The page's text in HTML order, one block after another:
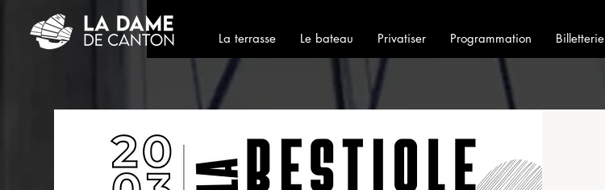
La terrasse Le bateau Privatiser Programmation Billetterie